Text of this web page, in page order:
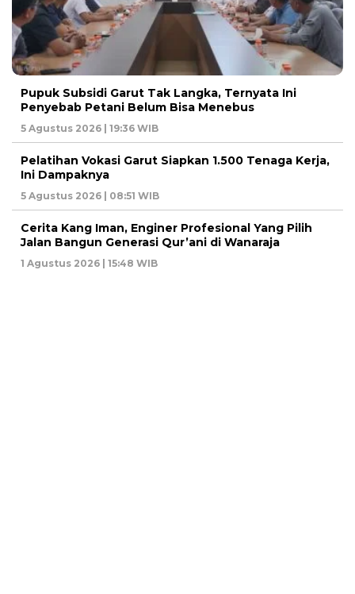
Pupuk Subsidi Garut Tak Langka, Ternyata Ini
Penyebab Petani Belum Bisa Menebus
5 Agustus 2026 | 19:36 WIB
Pelatihan Vokasi Garut Siapkan 1.500 Tenaga Kerja,
Ini Dampaknya
5 Agustus 2026 | 08:51 WIB
Cerita Kang Iman, Enginer Profesional Yang Pilih
Jalan Bangun Generasi Qur’ani di Wanaraja
1 Agustus 2026 | 15:48 WIB